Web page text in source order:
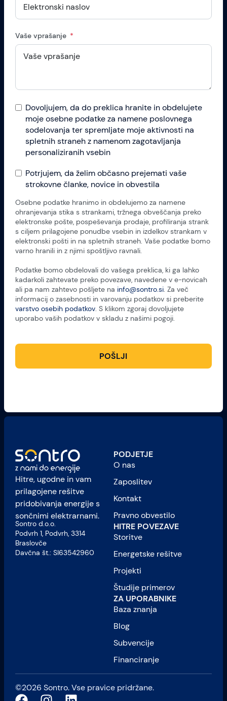
Vaše vprašanje
Dovoljujem, da do preklica hranite in obdelujete
moje osebne podatke za namene poslovnega
sodelovanja ter spremljate moje aktivnosti na
spletnih straneh z namenom zagotavljanja
personaliziranih vsebin
Potrjujem, da želim občasno prejemati vaše
strokovne članke, novice in obvestila
Osebne podatke hranimo in obdelujemo za namene
ohranjevanja stika s strankami, tržnega obveščanja preko
elektronske pošte, pospeševanja prodaje, profiliranja strank
s ciljem prilagojene ponudbe vsebin in izdelkov strankam v
elektronski pošti in na spletnih straneh. Vaše podatke bomo
varno hranili in z njimi spoštljivo ravnali.
Podatke bomo obdelovali do vašega preklica, ki ga lahko
kadarkoli zahtevate preko povezave, navedene v e-novicah
ali pa nam zahtevo pošljete na info@sontro.si. Za več
informacij o zasebnosti in varovanju podatkov si preberite
varstvo osebih podatkov. S klikom zgoraj dovoljujete
uporabo vaših podatkov v skladu z našimi pogoji.
POŠLJI
Hitre, ugodne in vam
prilagojene rešitve
pridobivanja energije s
sončnimi elektrarnami.
Sontro d.o.o.
Podvrh 1, Podvrh, 3314
Braslovče
Davčna št.: SI63542960
PODJETJE
O nas
Zaposlitev
Kontakt
Pravno obvestilo
HITRE POVEZAVE
Storitve
Energetske rešitve
Projekti
Študije primerov
ZA UPORABNIKE
Baza znanja
Blog
Subvencije
Financiranje
©2026 Sontro. Vse pravice pridržane.